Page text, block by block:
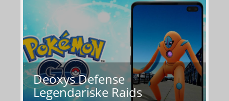
Deoxys Defense
Legendariske Raids